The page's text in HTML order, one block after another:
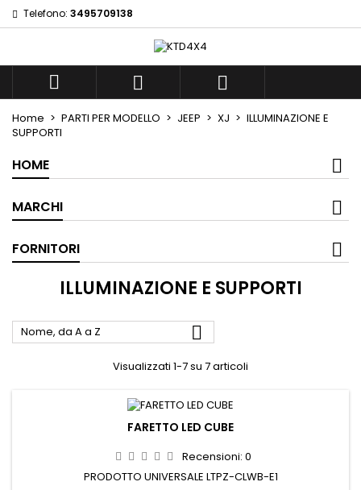
Telefono: 3495709138
  
Home PARTI PER MODELLO JEEP XJ
ILLUMINAZIONE E
SUPPORTI
HOME
MARCHI
FORNITORI
ILLUMINAZIONE E SUPPORTI
Nome, da A a Z 
Visualizzati 1-7 su 7 articoli
FARETTO LED CUBE
Recensioni: 0
PRODOTTO UNIVERSALE LTPZ-CLWB-E1
Add to wishlist ×
Create new list
((modalTitle)) ×
((confirmMessage))
((cancelText)) ((modalDeleteText))
((title)) ×
((label))
Sign in ×
You need to be logged in to save products in your
wishlist.